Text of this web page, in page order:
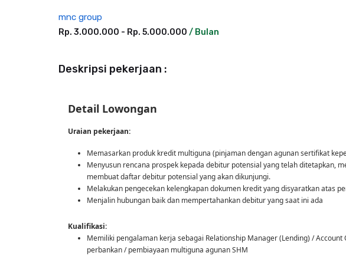
mnc group
Rp. 3.000.000 - Rp. 5.000.000 / Bulan
Deskripsi pekerjaan :
Detail Lowongan
Uraian pekerjaan:
Memasarkan produk kredit multiguna (pinjaman dengan agunan sertifikat
Menyusun rencana prospek kepada debitur potensial yang telah ditetapkan,
membuat daftar debitur potensial yang akan dikunjungi.
Melakukan pengecekan kelengkapan dokumen kredit yang disyaratkan atas
Menjalin hubungan baik dan mempertahankan debitur yang saat ini ada
Kualifikasi:
Memiliki pengalaman kerja sebagai Relationship Manager (Lending) /
perbankan / pembiayaan multiguna agunan SHM